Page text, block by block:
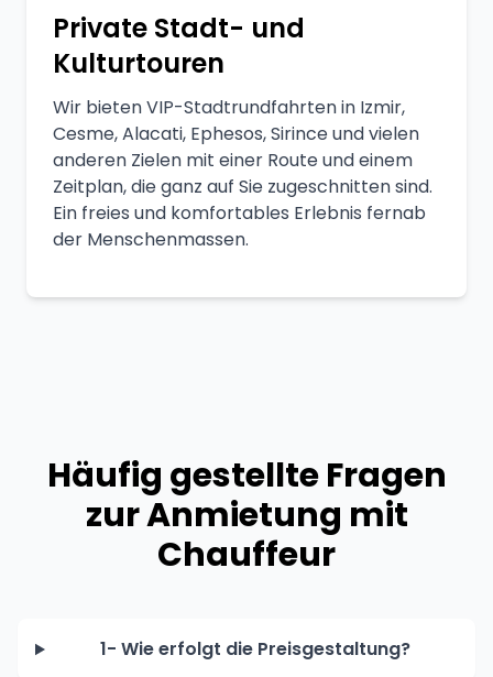
Private Stadt- und
Kulturtouren
Wir bieten VIP-Stadtrundfahrten in Izmir,
Cesme, Alacati, Ephesos, Sirince und vielen
anderen Zielen mit einer Route und einem
Zeitplan, die ganz auf Sie zugeschnitten sind.
Ein freies und komfortables Erlebnis fernab
der Menschenmassen.
Häufig gestellte Fragen
zur Anmietung mit
Chauffeur
1- Wie erfolgt die Preisgestaltung?